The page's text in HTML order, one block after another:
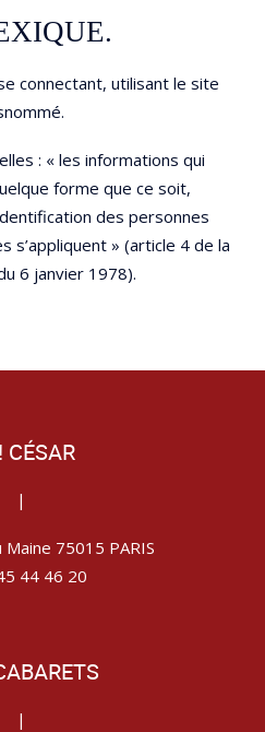
connectant, utilisant le site
: « les informations qui
forme que ce soit,
des personnes
s’appliquent » (article 4 de la
6 janvier 1978).
CÉSAR
|
75015 PARIS
44 46 20
|